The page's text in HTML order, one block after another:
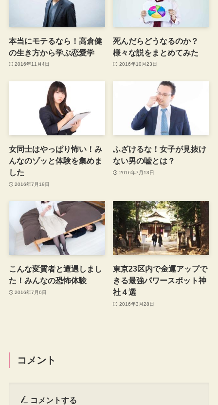
本当にモテるなら！高倉健
の生き方から学ぶ恋愛学
2016年11月4日
死んだらどうなるのか？
様々な説をまとめてみた
2016年10月23日
女同士はやっぱり怖い！み
んなのゾッと体験を集めま
した
2016年7月19日
ふざけるな！女子が見抜け
ない男の嘘とは？
2016年7月13日
こんな変質者と遭遇しまし
た！みんなの恐怖体験
2016年7月6日
東京23区内で金運アップで
きる最強パワースポット神
社４選
2016年3月28日
コメント
コメントする